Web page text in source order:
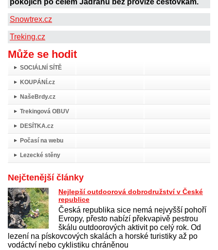
pokojích po celém Jadranu bez provize cestovkám.
Snowtrex.cz
Treking.cz
Může se hodit
SOCIÁLNÍ SÍTĚ
KOUPÁNÍ.cz
NašeBrdy.cz
Trekingová OBUV
DESÍTKA.cz
Počasí na webu
Lezecké stěny
Nejčtenější články
Nejlepší outdoorová dobrodružství v České
republice
Česká republika sice nemá nejvyšší pohoří
Evropy, přesto nabízí překvapivě pestrou
škálu outdoorových aktivit po celý rok. Od
lezení na pískovcových skalách a horské turistiky až po
vodáctví nebo cyklistiku chráněnou